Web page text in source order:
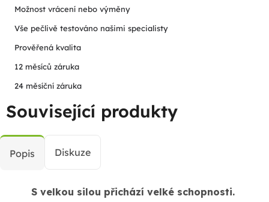
Možnost vrácení nebo výměny
Vše pečlivě testováno našimi specialisty
Prověřená kvalita
12 měsíců záruka
24 měsíční záruka
Související produkty
Popis Diskuze
S velkou silou přichází velké schopnosti.